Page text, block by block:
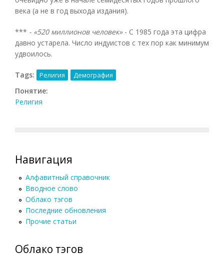
века (а не в год выхода издания).
*** - «520 миллионов человек»- С 1985 года эта цифра
давно устарела. Число индуистов с тех пор как минимум
удвоилось.
Tags: Религия Демография
Понятие:
Религия
Навигация
Алфавитный справочник
Вводное слово
Облако тэгов
Последние обновления
Прочие статьи
Облако тэгов